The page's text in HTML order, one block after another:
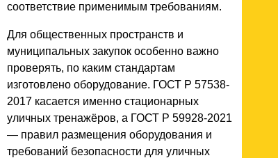
соответствие применимым требованиям.
Для общественных пространств и
муниципальных закупок особенно важно
проверять, по каким стандартам
изготовлено оборудование. ГОСТ Р 57538-
2017 касается именно стационарных
уличных тренажёров, а ГОСТ Р 59928-2021
— правил размещения оборудования и
требований безопасности для уличных